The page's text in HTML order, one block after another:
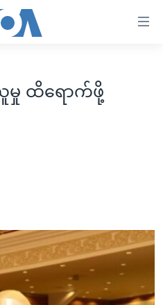
ျား
မှု ထိရောက်ဖို့